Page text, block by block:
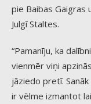
pie Baibas Gaigras
Julgī Staltes.
“Pamanīju, ka
vienmēr viņi
jāziedo pretī.
ir vēlme izmantot